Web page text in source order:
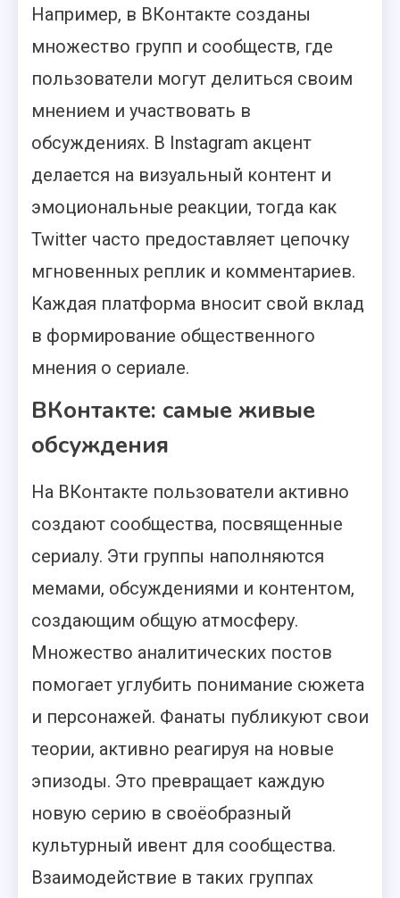
Например, в ВКонтакте созданы
множество групп и сообществ, где
пользователи могут делиться своим
мнением и участвовать в
обсуждениях. В Instagram акцент
делается на визуальный контент и
эмоциональные реакции, тогда как
Twitter часто предоставляет цепочку
мгновенных реплик и комментариев.
Каждая платформа вносит свой вклад
в формирование общественного
мнения о сериале.
ВКонтакте: самые живые
обсуждения
На ВКонтакте пользователи активно
создают сообщества, посвященные
сериалу. Эти группы наполняются
мемами, обсуждениями и контентом,
создающим общую атмосферу.
Множество аналитических постов
помогает углубить понимание сюжета
и персонажей. Фанаты публикуют свои
теории, активно реагируя на новые
эпизоды. Это превращает каждую
новую серию в своёобразный
культурный ивент для сообщества.
Взаимодействие в таких группах